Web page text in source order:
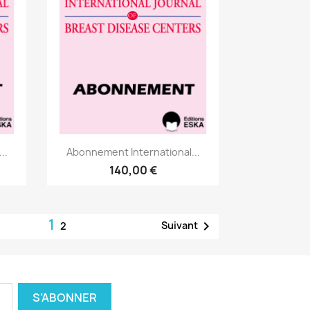
Aperçu rapide
Abonnement International...
140,00 €
12 Suivant